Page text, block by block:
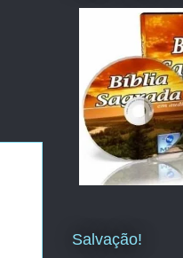
Salvação!